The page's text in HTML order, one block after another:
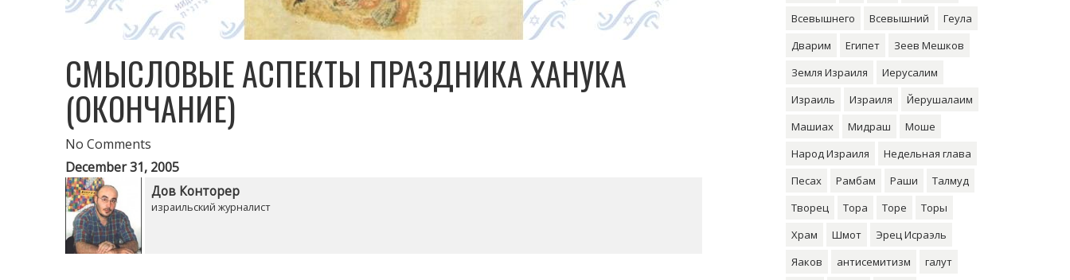
СМЫСЛОВЫЕ АСПЕКТЫ ПРАЗДНИКА ХАНУКА
(ОКОНЧАНИЕ)
No Comments
December 31, 2005
Дов Конторер
израильский журналист
Всевышнего
Всевышний
Геула
Дварим
Египет
Зеев Мешков
Земля Израиля
Иерусалим
Израиль
Израиля
Йерушалаим
Машиах
Мидраш
Моше
Народ Израиля
Недельная глава
Песах
Рамбам Раши
Талмуд
Творец
Тора Торе
Торы
Храм
Шмот
Эрец Исраэль
Яаков
антисемитизм галут